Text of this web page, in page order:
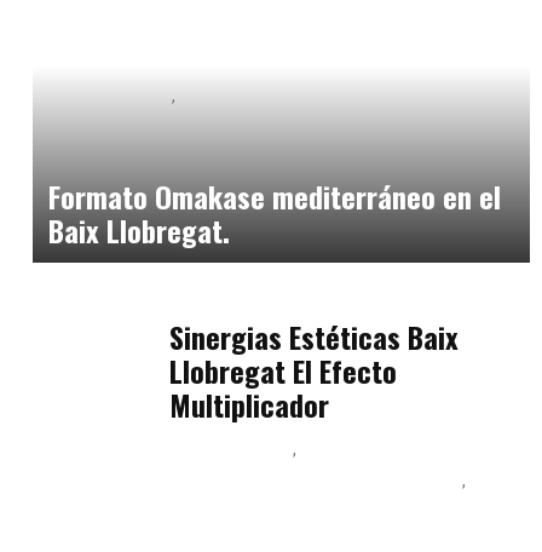
Formato Omakase mediterráneo en el
Baix Llobregat.
Sinergias Estéticas Baix
Llobregat El Efecto
Multiplicador